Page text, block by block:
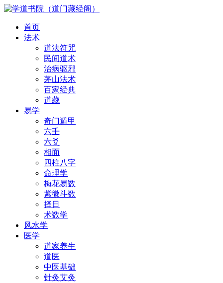
首页
法术
道法符咒
民间道术
治病驱邪
茅山法术
百家经典
道藏
易学
奇门遁甲
六壬
六爻
相面
四柱八字
命理学
梅花易数
紫微斗数
择日
术数学
风水学
医学
道家养生
道医
中医基础
针灸艾灸